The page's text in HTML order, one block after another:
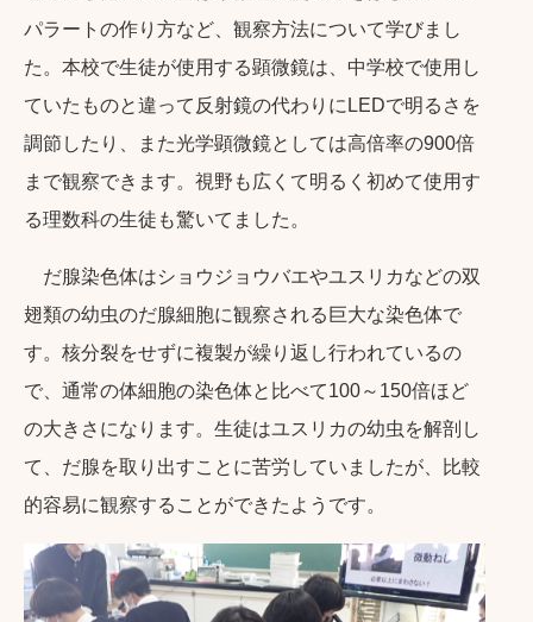
パラートの作り方など、観察方法について学びまし
た。本校で生徒が使用する顕微鏡は、中学校で使用し
ていたものと違って反射鏡の代わりにLEDで明るさを
調節したり、また光学顕微鏡としては高倍率の900倍
まで観察できます。視野も広くて明るく初めて使用す
る理数科の生徒も驚いてました。
だ腺染色体はショウジョウバエやユスリカなどの双
翅類の幼虫のだ腺細胞に観察される巨大な染色体で
す。核分裂をせずに複製が繰り返し行われているの
で、通常の体細胞の染色体と比べて100～150倍ほど
の大きさになります。生徒はユスリカの幼虫を解剖し
て、だ腺を取り出すことに苦労していましたが、比較
的容易に観察することができたようです。